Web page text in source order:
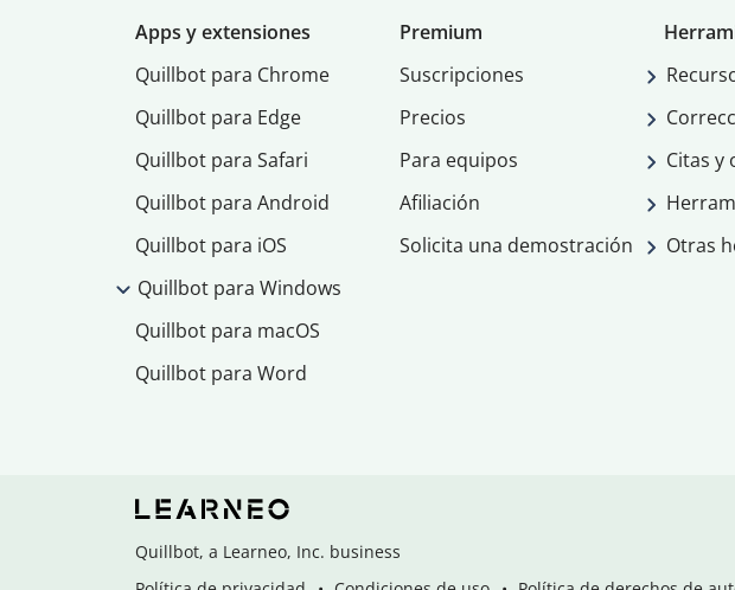
Apps y extensiones
Quillbot para Chrome
Quillbot para Edge
Quillbot para Safari
Quillbot para Android
Quillbot para iOS
Quillbot para Windows
Quillbot para macOS
Quillbot para Word
Premium
Suscripciones
Precios
Para equipos
Afiliación
Solicita una demostración
Citas y
Otras
Quillbot, a Learneo, Inc. business